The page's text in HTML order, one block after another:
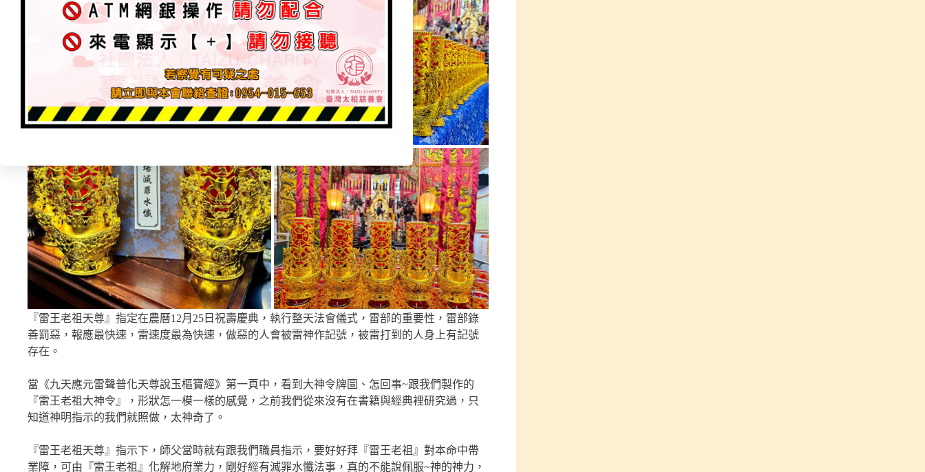
『雷王老祖天尊』指定在農曆12月25日祝壽慶典，執行整天法會儀式，雷部的重要性，雷部錄
善罰惡，報應最快速，雷速度最為快速，做惡的人會被雷神作記號，被雷打到的人身上有記號
存在。
當《九天應元雷聲普化天尊說玉樞寶經》第一頁中，看到大神令牌圖、怎回事~跟我們製作的
『雷王老祖大神令』，形狀怎一模一樣的感覺，之前我們從來沒有在書籍與經典裡研究過，只
知道神明指示的我們就照做，太神奇了。
『雷王老祖天尊』指示下，師父當時就有跟我們職員指示，要好好拜『雷王老祖』對本命中帶
業障，可由『雷王老祖』化解地府業力，剛好經有滅罪水懺法事，真的不能說佩服~神的神力，